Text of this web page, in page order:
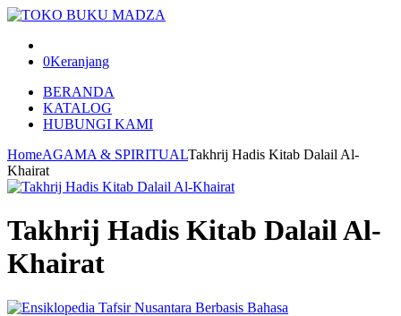
0Keranjang
BERANDA
KATALOG
HUBUNGI KAMI
HomeAGAMA & SPIRITUALTakhrij Hadis Kitab Dalail Al-
Khairat
Takhrij Hadis Kitab Dalail Al-
Khairat